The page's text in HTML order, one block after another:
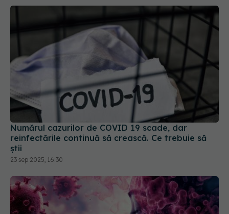
Numărul cazurilor de COVID 19 scade, dar
reinfectările continuă să crească. Ce trebuie să
știi
23 sep 2025, 16:30